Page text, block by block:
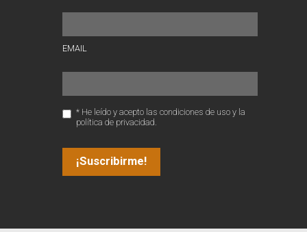
EMAIL
* He leído y acepto las condiciones de uso y la
política de privacidad.